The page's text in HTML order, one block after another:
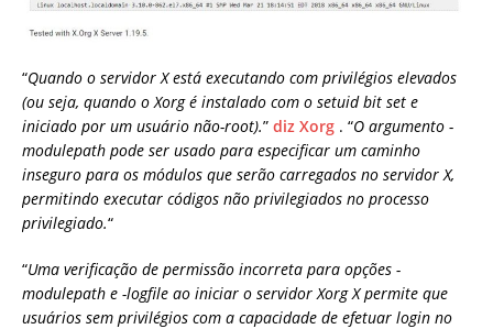
“Quando o servidor X está executando com privilégios elevados
(ou seja, quando o Xorg é instalado com o setuid bit set e
iniciado por um usuário não-root).” diz Xorg . “O argumento -
modulepath pode ser usado para especificar um caminho
inseguro para os módulos que serão carregados no servidor X,
permitindo executar códigos não privilegiados no processo
privilegiado.“
“Uma verificação de permissão incorreta para opções -
modulepath e -logfile ao iniciar o servidor Xorg X permite que
usuários sem privilégios com a capacidade de efetuar login no